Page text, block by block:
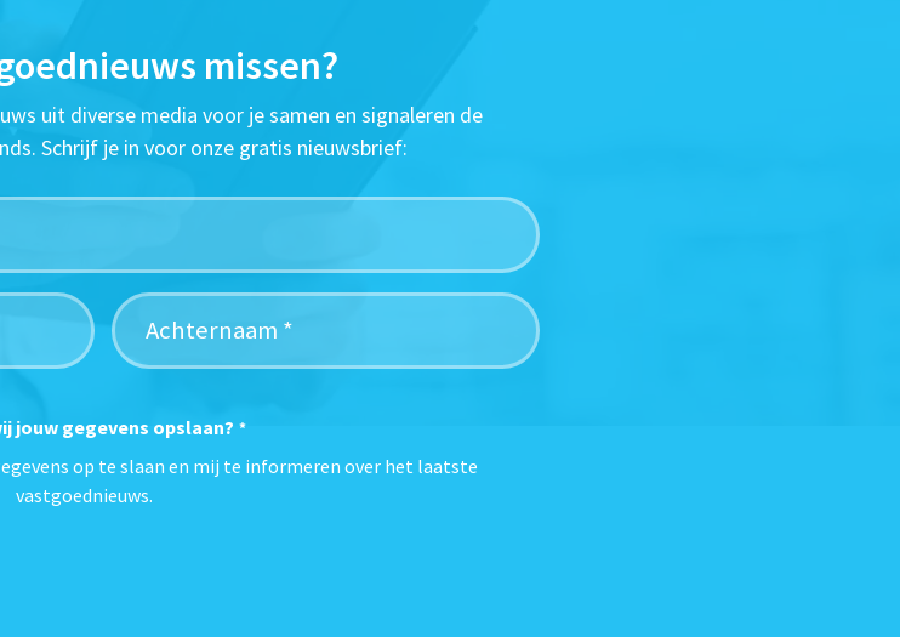
missen?
uit diverse media voor je samen en signaleren de
Schrijf je in voor onze gratis nieuwsbrief:
jouw gegevens opslaan? *
op te slaan en mij te informeren over het laatste
vastgoednieuws.